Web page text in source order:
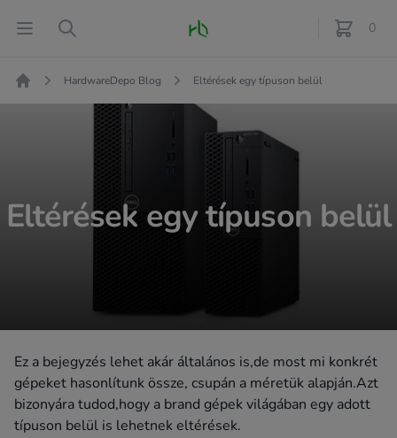
Open menu
Search Fő oldal 0
féle
Kezdőlap
HardwareDepo Blog Eltérések egy típuson belül
Eltérések egy típuson belül
Ez a bejegyzés lehet akár általános is,de most mi konkrét
gépeket hasonlítunk össze, csupán a méretük alapján.Azt
bizonyára tudod,hogy a brand gépek világában egy adott
típuson belül is lehetnek eltérések.